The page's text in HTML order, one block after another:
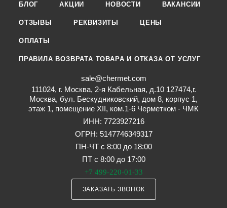
БЛОГ АКЦИИ НОВОСТИ ВАКАНСИИ
ОТЗЫВЫ РЕКВИЗИТЫ ЦЕНЫ
ОПЛАТЫ
ПРАВИЛА ВОЗВРАТА ТОВАРА И ОТКАЗА ОТ УСЛУГ
sale@chermet.com
111024, г. Москва, 2-я Кабельная, д.10 127474,г.
Москва, бул. Бескудниковский, дом 8, корпус 1,
этаж 1, помещение XII, ком.1-6 Черметком - ЧМК
ИНН: 7723927216
ОГРН: 5147746349317
ПН-ЧТ с 8:00 до 18:00
ПТ с 8:00 до 17:00
+7 499-220-01-33
ЗАКАЗАТЬ ЗВОНОК